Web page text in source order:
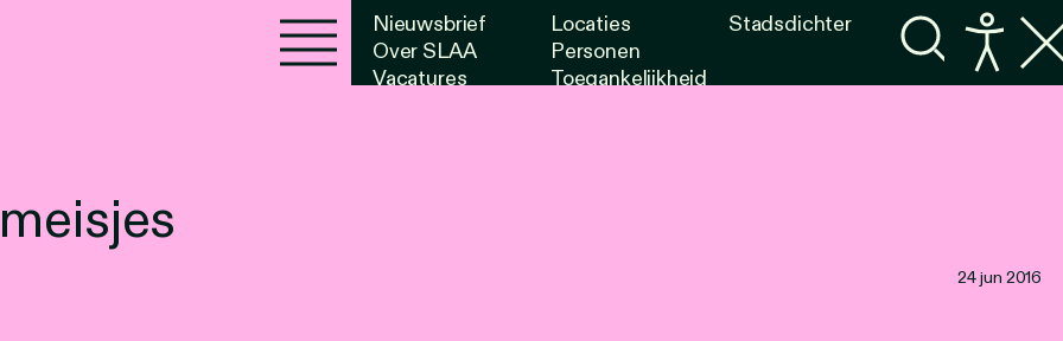
24 jun 2016
Nieuwsbrief
Over SLAA
Vacatures
Locaties
Personen
Toegankelijkheid
Stadsdichter